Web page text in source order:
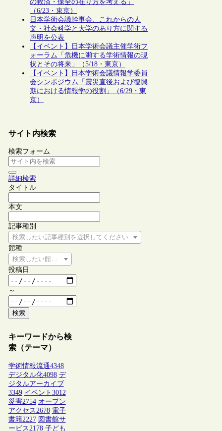
の救済・保全の在り方を考える」
（6/23・東京）
日本学術会議幹事会、これからの人
文・社会科学と大学のあり方に関する
声明を公表
【イベント】日本学術会議主催学術フ
ォーラム「危機に瀕する学術情報の現
状とその将来」（5/18・東京）
【イベント】日本学術会議情報学委員
会シンポジウム「震災直後および復興
期における情報学の役割」（6/29・東
京）
サイト内検索
検索フォーム
詳細検索
タイトル
本文
記事種別
検索したい記事種別を選択してください
館種
検索したい館種を選択してください
投稿日
～
検索
キーワードから検
索（テーマ）
学術情報流通4348
デジタル化4098 デ
ジタルアーカイブ
3349 イベント 3012
災害2754 オープン
アクセス 2678 電子
書籍2227 図書館サ
ービス 2178 子ども